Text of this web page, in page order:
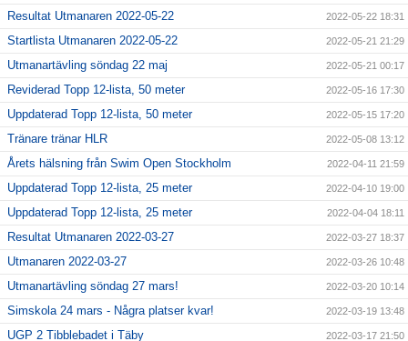
Resultat Utmanaren 2022-05-22 2022-05-22 18:31
Startlista Utmanaren 2022-05-22 2022-05-21 21:29
Utmanartävling söndag 22 maj 2022-05-21 00:17
Reviderad Topp 12-lista, 50 meter 2022-05-16 17:30
Uppdaterad Topp 12-lista, 50 meter 2022-05-15 17:20
Tränare tränar HLR 2022-05-08 13:12
Årets hälsning från Swim Open Stockholm 2022-04-11 21:59
Uppdaterad Topp 12-lista, 25 meter 2022-04-10 19:00
Uppdaterad Topp 12-lista, 25 meter 2022-04-04 18:11
Resultat Utmanaren 2022-03-27 2022-03-27 18:37
Utmanaren 2022-03-27 2022-03-26 10:48
Utmanartävling söndag 27 mars! 2022-03-20 10:14
Simskola 24 mars - Några platser kvar! 2022-03-19 13:48
UGP 2 Tibblebadet i Täby 2022-03-17 21:50